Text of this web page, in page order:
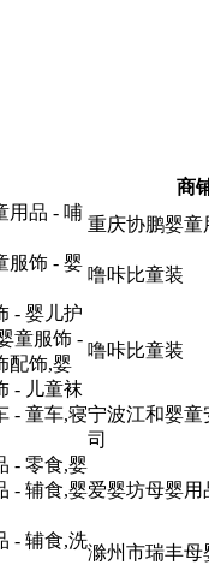
商
用品 - 哺
重庆协鹏婴童
服饰 - 婴
噜咔比童装
- 婴儿护
童服饰 -
配饰,婴
- 儿童袜
噜咔比童装
- 童车,寝宁波江和婴童
司
- 零食,婴
- 辅食,婴爱婴坊母婴用
- 辅食,洗
滁州市瑞丰母